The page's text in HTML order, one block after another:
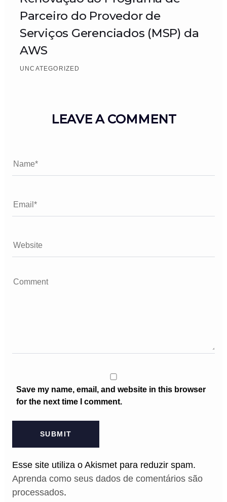
Parceiro do Provedor de
Serviços Gerenciados (MSP) da
AWS
UNCATEGORIZED
LEAVE A COMMENT
Save my name, email, and website in this browser
for the next time I comment.
Esse site utiliza o Akismet para reduzir spam.
Aprenda como seus dados de comentários são
processados.